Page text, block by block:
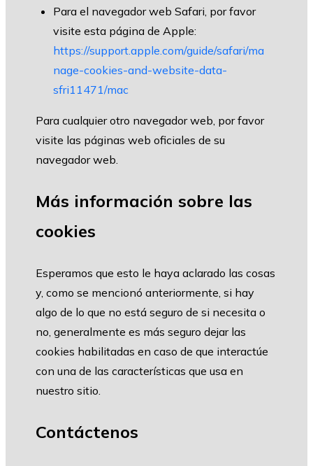
Para el navegador web Safari, por favor
visite esta página de Apple:
https://support.apple.com/guide/safari/ma
nage-cookies-and-website-data-
sfri11471/mac
Para cualquier otro navegador web, por favor
visite las páginas web oficiales de su
navegador web.
Más información sobre las
cookies
Esperamos que esto le haya aclarado las cosas
y, como se mencionó anteriormente, si hay
algo de lo que no está seguro de si necesita o
no, generalmente es más seguro dejar las
cookies habilitadas en caso de que interactúe
con una de las características que usa en
nuestro sitio.
Contáctenos